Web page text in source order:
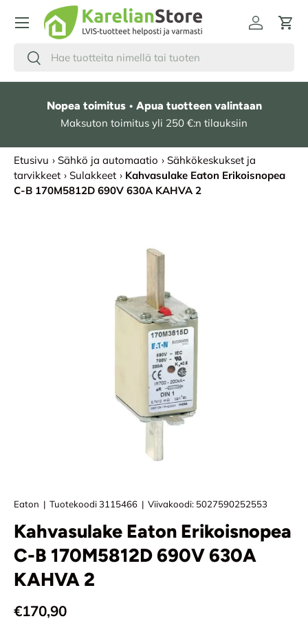
HYPPÄÄ SISÄLTÖÖN
Hae
Etsi
Kirjaudu
Nopea toimitus • Apua tuotteen valintaan
Maksuton toimitus yli 250 €:n tilauksiin
Etusivu › Sähkö ja automaatio › Sähkökeskukset ja
tarvikkeet › Sulakkeet › Kahvasulake Eaton Erikoisnopea
C-B 170M5812D 690V 630A KAHVA 2
Eaton | Tuotekoodi3115466 | Viivakoodi: 5027590252553
Kahvasulake Eaton Erikoisnopea
C-B 170M5812D 690V 630A
KAHVA 2
Normaali hinta
€170,90